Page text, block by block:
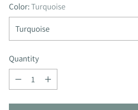
Color:Turquoise
Quantity
Quantity